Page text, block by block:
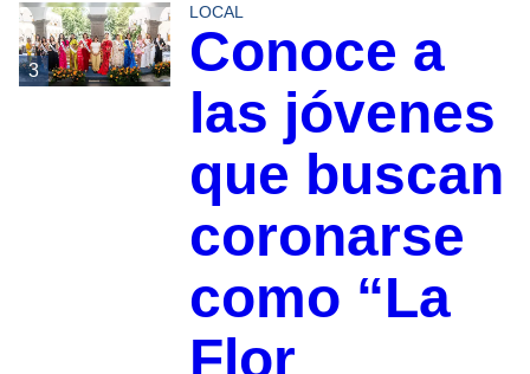
3
LOCAL
Conoce a
las jóvenes
que buscan
coronarse
como “La
Flor